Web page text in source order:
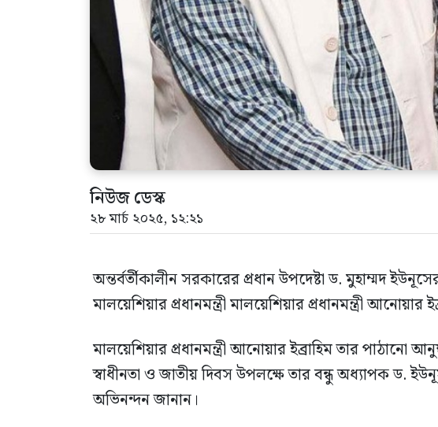
নিউজ ডেস্ক
২৮ মার্চ ২০২৫, ১২:২১
অন্তর্বর্তীকালীন সরকারের প্রধান উপদেষ্টা ড. মুহাম্মদ
মালয়েশিয়ার প্রধানমন্ত্রী মালয়েশিয়ার প্রধানমন্ত্রী আনোয়ার
মালয়েশিয়ার প্রধানমন্ত্রী আনোয়ার ইব্রাহিম তার পাঠানো
স্বাধীনতা ও জাতীয় দিবস উপলক্ষে তার বন্ধু অধ্যাপক ড.
অভিনন্দন জানান।